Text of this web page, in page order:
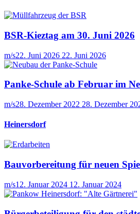
BSR-Kieztag am 30. Juni 2026
m/s22. Juni 2026 22. Juni 2026
Panke-Schule ab Februar im
m/s28. Dezember 2022 28. Dezember
Heinersdorf
Bauvorbereitung für neuen
m/s12. Januar 2024 12. Januar 2024